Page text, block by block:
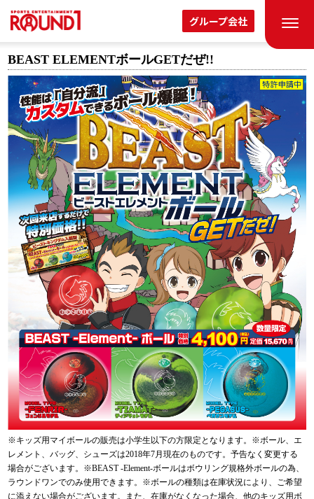
グループ会社
BEAST ELEMENTボールGETだぜ!!
※キッズ用マイボールの販売は小学生以下の方限定となります。※ボール、エ
レメント、バッグ、シューズは2018年7月現在のものです。予告なく変更する
場合がございます。※BEAST -Element-ボールはボウリング規格外ボールの為、
ラウンドワンでのみ使用できます。※ボールの種類は在庫状況により、ご希望
に添えない場合がございます。また、在庫がなくなった場合、他のキッズ用ボ